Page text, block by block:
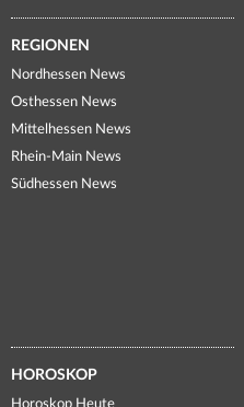
REGIONEN
Nordhessen News
Osthessen News
Mittelhessen News
Rhein-Main News
Südhessen News
HOROSKOP
Horoskop Heute